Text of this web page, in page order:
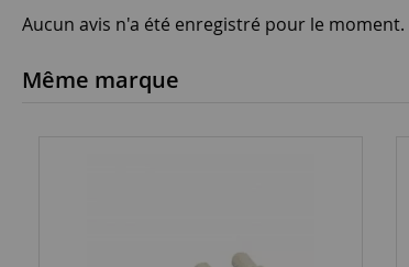
Aucun avis n'a été enregistré pour le moment.
Même marque